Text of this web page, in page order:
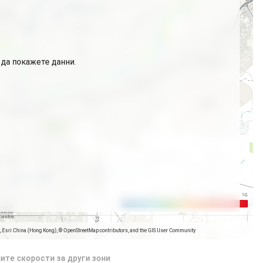
Esri China (Hong Kong), © OpenStreetMap contributors, and the GIS User Community
покажете данни.
скорости за други зони